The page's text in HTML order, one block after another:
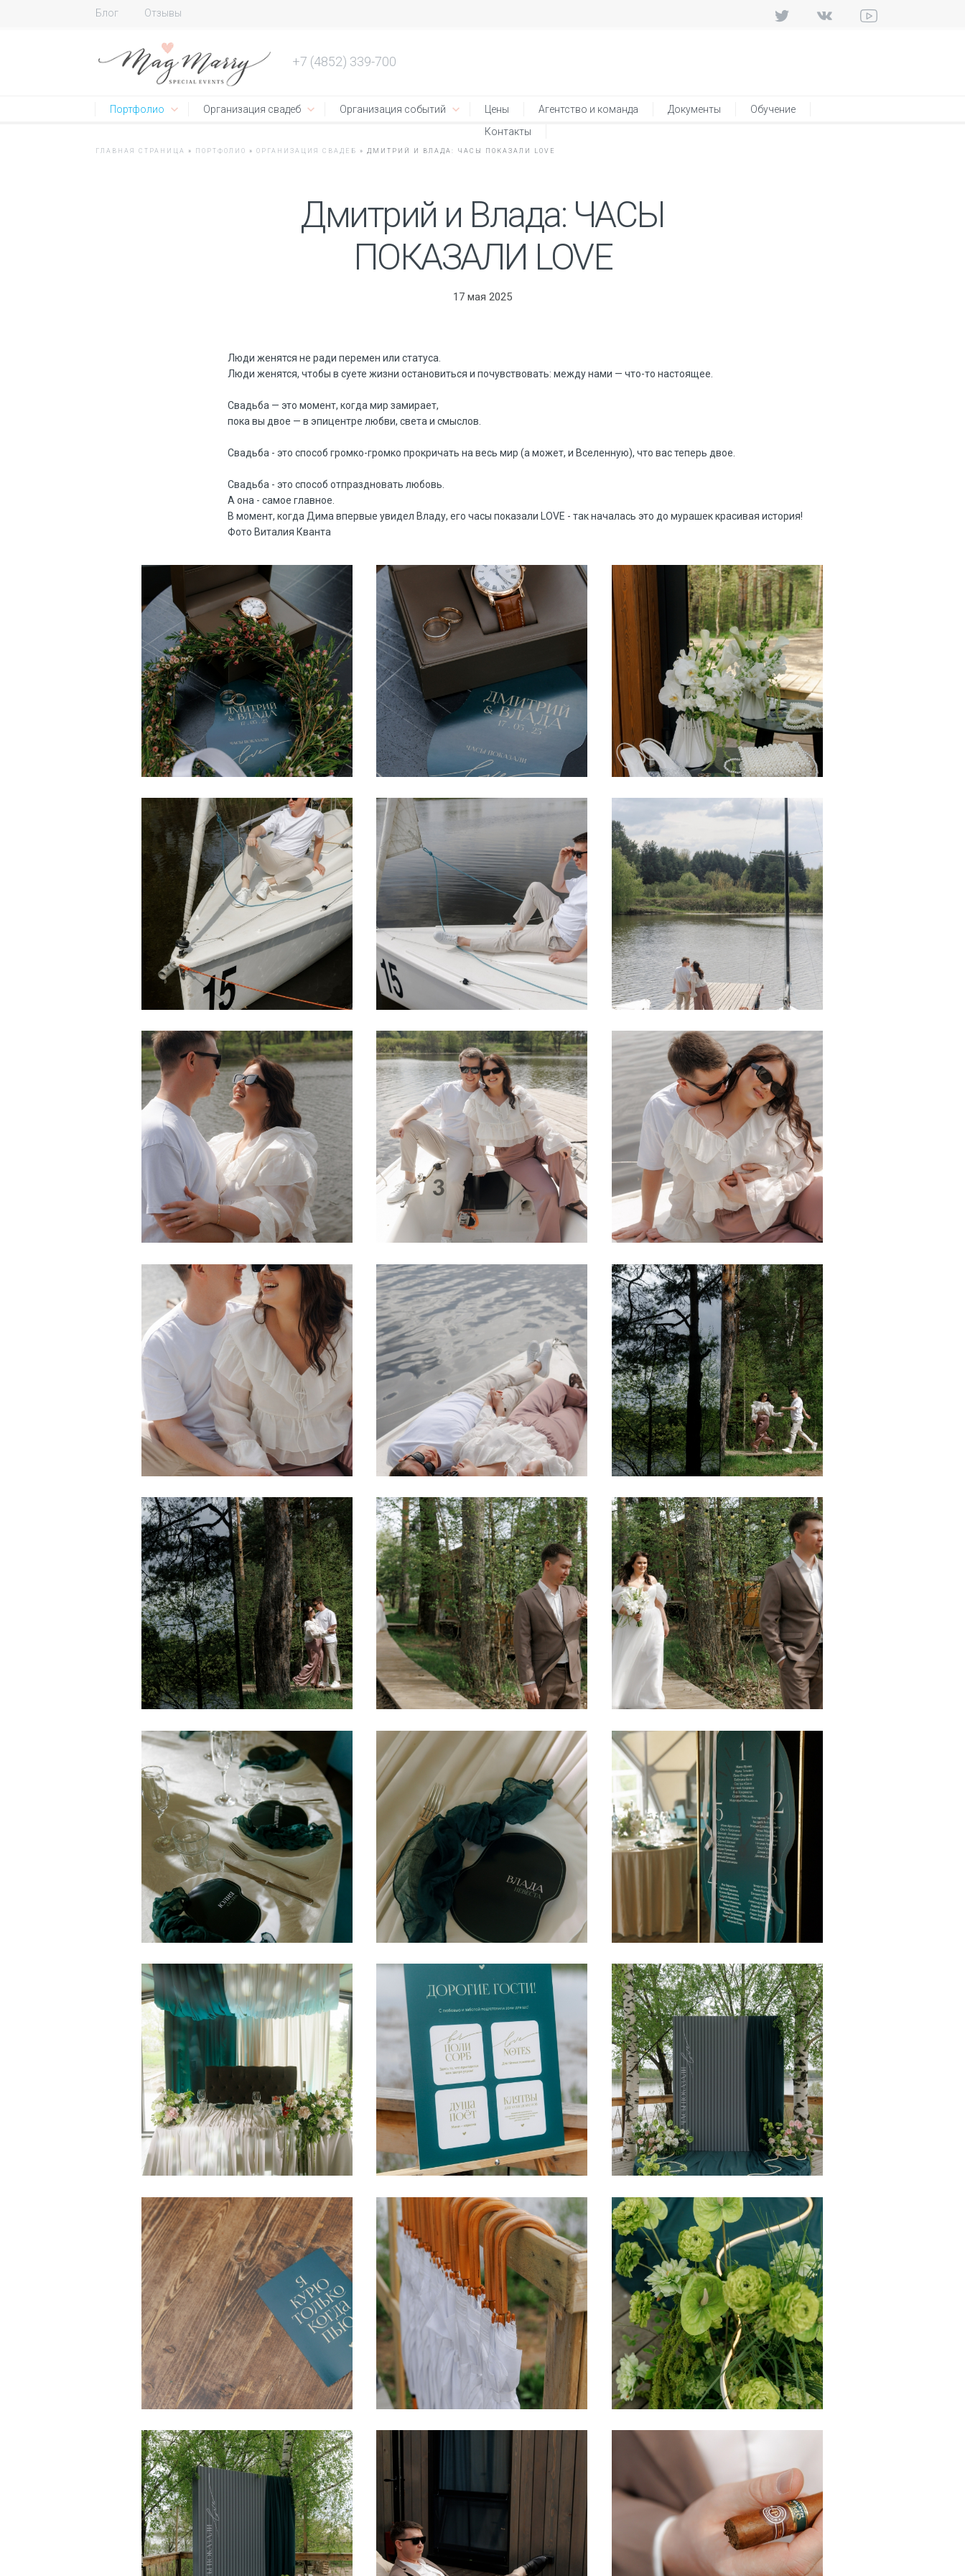
Блог Отзывы
+7 (4852) 339-700
Портфолио Организация свадеб Организация событий Цены Агентство и команда Документы
Обучение
Контакты
ГЛАВНАЯ СТРАНИЦА » ПОРТФОЛИО » ОРГАНИЗАЦИЯ СВАДЕБ » ДМИТРИЙ И ВЛАДА: ЧАСЫ ПОКАЗАЛИ LOVE
Дмитрий и Влада: ЧАСЫ
ПОКАЗАЛИ LOVE
17 мая 2025
Люди женятся не ради перемен или статуса.
Люди женятся, чтобы в суете жизни остановиться и почувствовать: между нами — что-то настоящее.
Свадьба — это момент, когда мир замирает,
пока вы двое — в эпицентре любви, света и смыслов.
Свадьба - это способ громко-громко прокричать на весь мир (а может, и Вселенную), что вас теперь двое.
Свадьба - это способ отпраздновать любовь.
А она - самое главное.
В момент, когда Дима впервые увидел Владу, его часы показали LOVE - так началась это до мурашек красивая история!
Фото Виталия Кванта